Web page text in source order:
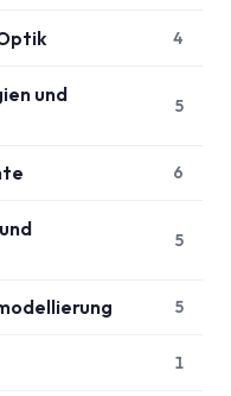
4
und
5
6
5
5
1